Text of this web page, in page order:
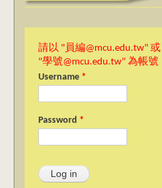
請以 "員編@mcu.edu.tw" 或
"學號@mcu.edu.tw" 為帳號
Username *
Password *